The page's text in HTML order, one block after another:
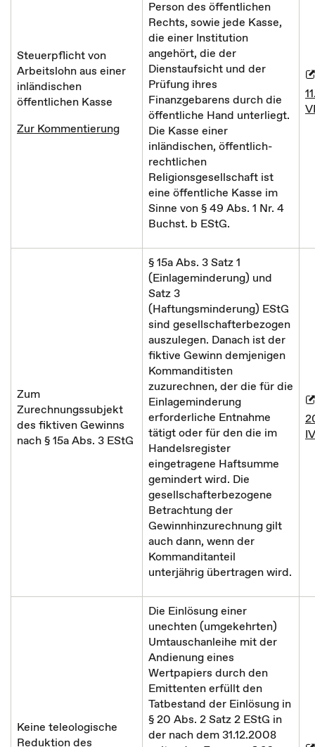
Steuerpflicht von
Arbeitslohn aus einer
inländischen
öffentlichen Kasse
Zur Kommentierung
Person des öffentlichen
Rechts, sowie jede Kasse,
die einer Institution
angehört, die der
Dienstaufsicht und der
Prüfung ihres
Finanzgebarens durch die
öffentliche Hand unterliegt.
Die Kasse einer
inländischen, öffentlich-
rechtlichen
Religionsgesellschaft ist
eine öffentliche Kasse im
Sinne von § 49 Abs. 1 Nr. 4
Buchst. b EStG.
Zum
Zurechnungssubjekt
des fiktiven Gewinns
nach § 15a Abs. 3 EStG
§ 15a Abs. 3 Satz 1
(Einlageminderung) und
Satz 3
(Haftungsminderung) EStG
sind gesellschafterbezogen
auszulegen. Danach ist der
fiktive Gewinn demjenigen
Kommanditisten
zuzurechnen, der die für die
Einlageminderung
erforderliche Entnahme
tätigt oder für den die im
Handelsregister
eingetragene Haftsumme
gemindert wird. Die
gesellschafterbezogene
Betrachtung der
Gewinnhinzurechnung gilt
auch dann, wenn der
Kommanditanteil
unterjährig übertragen wird.
Keine teleologische
Reduktion des
Die Einlösung einer
unechten (umgekehrten)
Umtauschanleihe mit der
Andienung eines
Wertpapiers durch den
Emittenten erfüllt den
Tatbestand der Einlösung in
§ 20 Abs. 2 Satz 2 EStG in
der nach dem 31.12.2008